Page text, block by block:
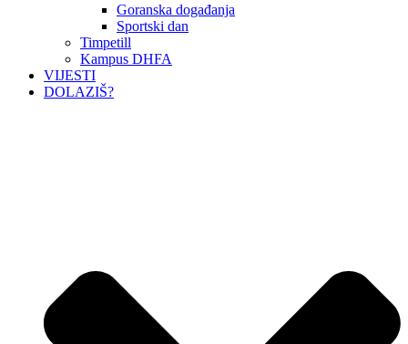
Goranska događanja
Sportski dan
Timpetill
Kampus DHFA
VIJESTI
DOLAZIŠ?